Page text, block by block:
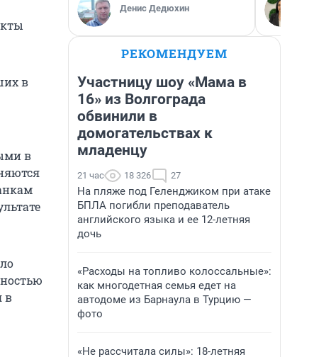
в
в
в
Денис Дедюхин
РЕКОМЕНДУЕМ
Участницу шоу «Мама в
16» из Волгограда
обвинили в
домогательствах к
младенцу
21 час 18 326 27
На пляже под Геленджиком при атаке
БПЛА погибли преподаватель
английского языка и ее 12-летняя
дочь
«Расходы на топливо колоссальные»:
как многодетная семья едет на
автодоме из Барнаула в Турцию —
фото
«Не рассчитала силы»: 18-летняя